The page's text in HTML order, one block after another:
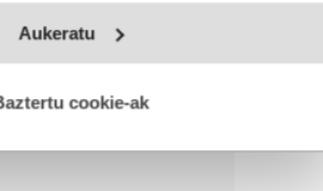
Zure esperientzia eta zerbitzuak
Gehiago irakurri
Aukeratu
cookie-ak